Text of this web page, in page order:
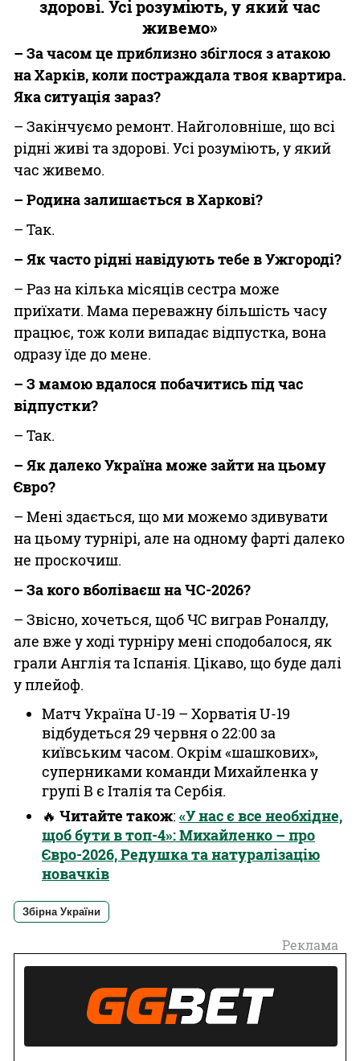
здорові. Усі розуміють, у який час
живемо»
– За часом це приблизно збіглося з атакою
на Харків, коли постраждала твоя квартира.
Яка ситуація зараз?
– Закінчуємо ремонт. Найголовніше, що всі
рідні живі та здорові. Усі розуміють, у який
час живемо.
– Родина залишається в Харкові?
– Так.
– Як часто рідні навідують тебе в Ужгороді?
– Раз на кілька місяців сестра може
приїхати. Мама переважну більшість часу
працює, тож коли випадає відпустка, вона
одразу їде до мене.
– З мамою вдалося побачитись під час
відпустки?
– Так.
– Як далеко Україна може зайти на цьому
Євро?
– Мені здається, що ми можемо здивувати
на цьому турнірі, але на одному фарті далеко
не проскочиш.
– За кого вболіваєш на ЧС-2026?
– Звісно, хочеться, щоб ЧС виграв Роналду,
але вже у ході турніру мені сподобалося, як
грали Англія та Іспанія. Цікаво, що буде далі
у плейоф.
Матч Україна U-19 – Хорватія U-19
відбудеться 29 червня о 22:00 за
київським часом. Окрім «шашкових»,
суперниками команди Михайленка у
групі В є Італія та Сербія.
🔥 Читайте також: «У нас є все необхідне,
щоб бути в топ-4»: Михайленко – про
Євро-2026, Редушка та натуралізацію
новачків
Збірна України
Реклама